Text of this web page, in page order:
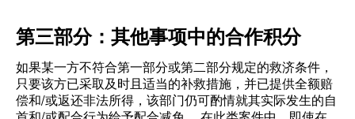
第三部分：其他事项中的合作积分
如果某一方不符合第一部分或第二部分规定的救济条件，
只要该方已采取及时且适当的补救措施，并已提供全额赔
偿和/或返还非法所得，该部门仍可酌情就其实际发生的自
首和/或配合行为给予配合减免。 在此类案件中，即使在